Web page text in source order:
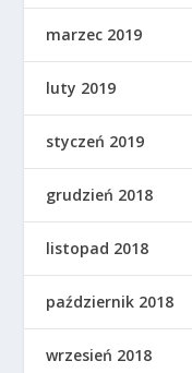
marzec 2019
luty 2019
styczeń 2019
grudzień 2018
listopad 2018
październik 2018
wrzesień 2018